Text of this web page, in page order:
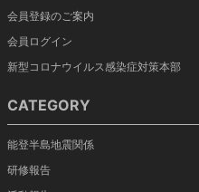
会員登録のご案内
会員ログイン
新型コロナウイルス感染症対策本部
CATEGORY
能登半島地震関係
研修報告